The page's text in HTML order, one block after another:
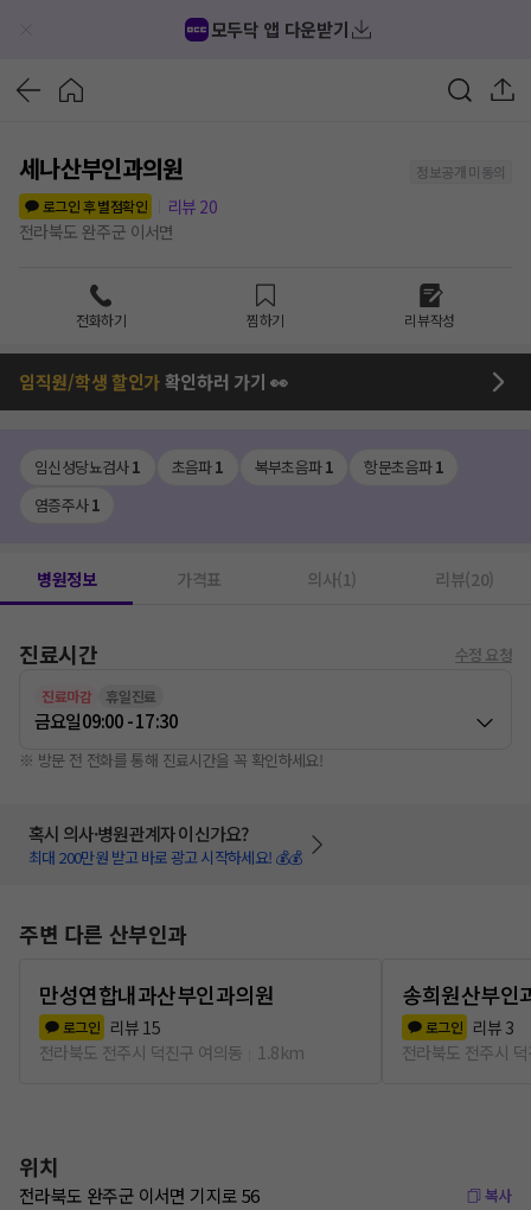
모두닥 앱 다운받기
세나산부인과의원
정보공개 미동의
로그인 후 별점확인
리뷰 20
전라북도 완주군 이서면
전화하기 찜하기 리뷰작성
임직원/학생 할인가확인하러 가기 👀
임신성당뇨검사1 초음파1 복부초음파1 항문초음파1
염증주사1
병원정보 가격표 의사(1) 리뷰(20)
진료시간 수정 요청
진료마감 휴일진료
금요일09:00 - 17:30
※ 방문 전 전화를 통해 진료시간을 꼭 확인하세요!
혹시 의사·병원관계자 이신가요?
최대 200만원 받고 바로 광고 시작하세요! 💰💰
주변 다른 산부인과
만성연합내과산부인과의원
로그인 리뷰 15
전라북도 전주시 덕진구 여의동
1.8km
송희원산부인
로그인 리뷰 3
전라북도 전주시
위치
전라북도 완주군 이서면 기지로 56 복사